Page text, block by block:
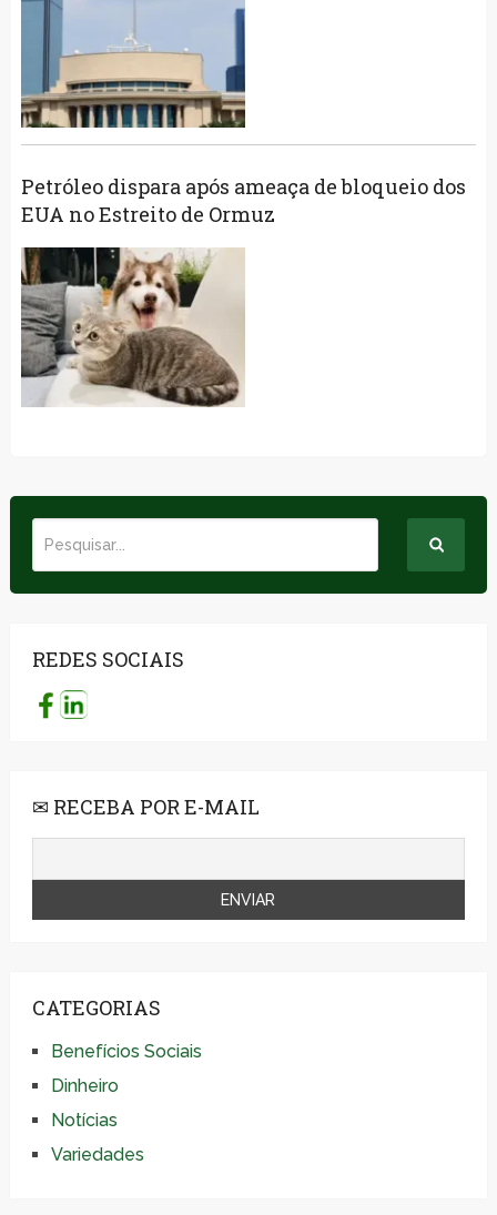
Petróleo dispara após ameaça de bloqueio dos
EUA no Estreito de Ormuz
REDES SOCIAIS
✉ RECEBA POR E-MAIL
CATEGORIAS
Benefícios Sociais
Dinheiro
Notícias
Variedades